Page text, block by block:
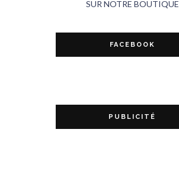
SUR NOTRE BOUTIQUE
FACEBOOK
PUBLICITÉ